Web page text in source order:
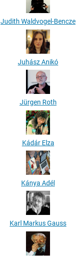
Judith Waldvogel-Bencze
Juhász Anikó
Jürgen Roth
Kádár Elza
Kánya Adél
Karl Markus Gauss